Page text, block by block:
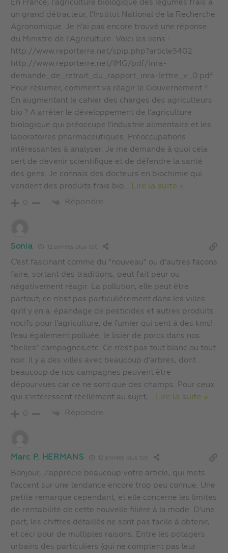
En France, l’agriculture biologique des légumes frais a
un grand détracteur, l’Institut National de la Recherche
Agronomique. Je n’ai pas encore trouvé une réponse
du Ministre de l’Agriculture. Voici les liens :
http://www.reporterre.net/spip.php?article5402
http://www.reporterre.net/IMG/pdf/inra-
demande_de_retrait_du_rapport_inra-lettre_v_0.pdf
Pour résumer, comment va réagir le Gouvernement ?
En augmentant le cahier des charges des agriculteurs
bio ? A arrêter le développement de l’agriculture
biologique qui préoccupe l’industrie alimentaire et les
laboratoires pharmaceutiques. Préoccupations
intéressantes à analyser. Je me demande à quoi cela
sert de devenir scientifique et de défendre la santé
des gens. Je connais des docteurs en biochimie qui
vendent des produits frais bio… Lire la suite »
0 Répondre
Sonia 12 années plus tôt
C’est fascinant comme du “nouveau” ou d’autres façons
faire, sortant des traditions, peut fait peur ou
négativement réagir. La pollution, elle peut être
partout; ce n’est pas particulièrement dans les villes
qu’il y en a: épandage de pesticides et autres produits
nocifs pour l’agriculture, de fumier qui sent à des kms!
l’eau également polluée, le lisier de porcs dans nos
“belles” campagnes,etc. Ce n’est pas tout blanc ou tout
noir. Il y a des villes avec beaucoup d’arbres, dont
beaucoup de nos campagnes peuvent être
dépourvues car ce ne sont que des champs. Pour ceux
qui s’intéressent réellement au sujet, … Lire la suite »
0 Répondre
Marc P. HERMANS 12 années plus tôt
Bonjour, J’apprécie beaucoup votre article, qui mets
l’accent sur une tendance encore trop peu connue. Une
petite remarque cependant, et elle concerne les limites
de rentabilité de cette nouvelle filière à la mode. D’une
part, les chiffres détaillés ne sont pas facile à obtenir,
et ceci pour de multiples raisons. Entre les potagers
urbains des particuliers (qui ne comptent pas leur